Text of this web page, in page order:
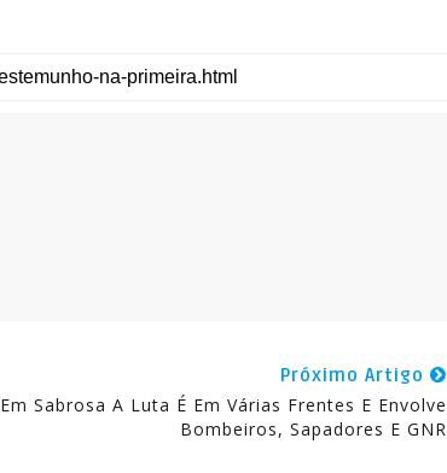
Próximo Artigo
Em Sabrosa A Luta É Em Várias Frentes E Envolve
Bombeiros, Sapadores E GNR